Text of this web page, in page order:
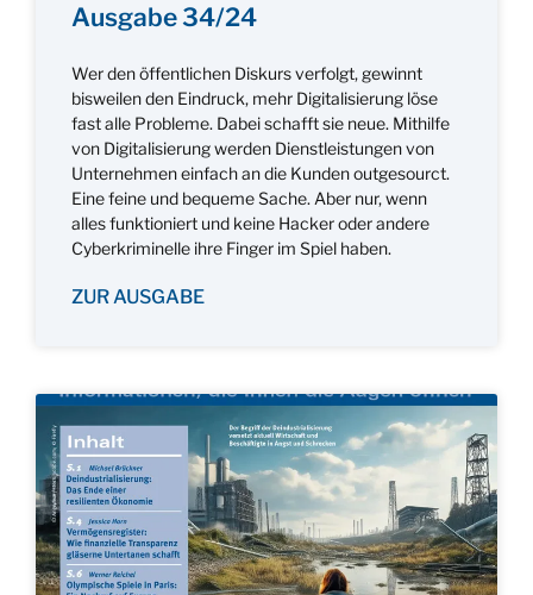
Ausgabe 34/24
Wer den öffentlichen Diskurs verfolgt, gewinnt
bisweilen den Eindruck, mehr Digitalisierung löse
fast alle Probleme. Dabei schafft sie neue. Mithilfe
von Digitalisierung werden Dienstleistungen von
Unternehmen einfach an die Kunden outgesourct.
Eine feine und bequeme Sache. Aber nur, wenn
alles funktioniert und keine Hacker oder andere
Cyberkriminelle ihre Finger im Spiel haben.
ZUR AUSGABE